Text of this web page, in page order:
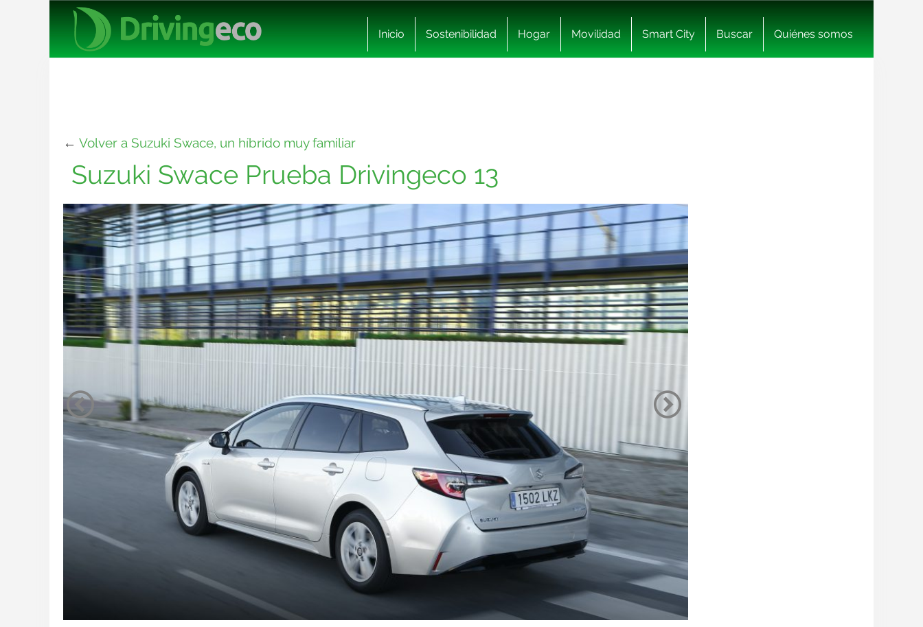
Inicio Sostenibilidad Hogar Movilidad Smart City Buscar Quiénes somos
← Volver a Suzuki Swace, un híbrido muy familiar
Suzuki Swace Prueba Drivingeco 13